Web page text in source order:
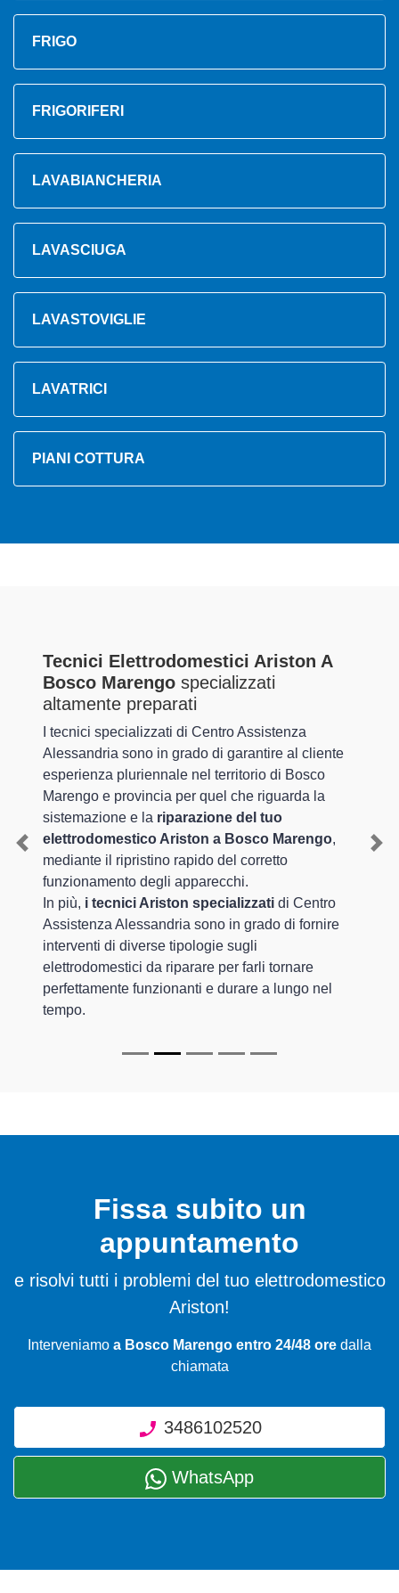
FRIGO
FRIGORIFERI
LAVABIANCHERIA
LAVASCIUGA
LAVASTOVIGLIE
LAVATRICI
PIANI COTTURA
Tecnici Elettrodomestici Ariston A
Bosco Marengo specializzati
altamente preparati
I tecnici specializzati di Centro Assistenza
Alessandria sono in grado di garantire al cliente
esperienza pluriennale nel territorio di Bosco
Marengo e provincia per quel che riguarda la
sistemazione e la riparazione del tuo
elettrodomestico Ariston a Bosco Marengo,
mediante il ripristino rapido del corretto
funzionamento degli apparecchi.
In più, i tecnici Ariston specializzati di Centro
Assistenza Alessandria sono in grado di fornire
interventi di diverse tipologie sugli
elettrodomestici da riparare per farli tornare
perfettamente funzionanti e durare a lungo nel
tempo.
Previous
Fissa subito un
appuntamento
e risolvi tutti i problemi del tuo elettrodomestico
Ariston!
Interveniamo a Bosco Marengo entro 24/48 ore dalla
chiamata
3486102520
WhatsApp